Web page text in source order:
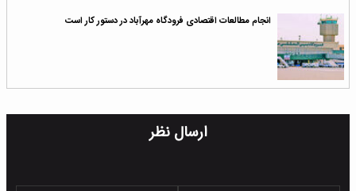
انجام مطالعات اقتصادی فرودگاه مهرآباد در دستور کار است
ارسال نظر